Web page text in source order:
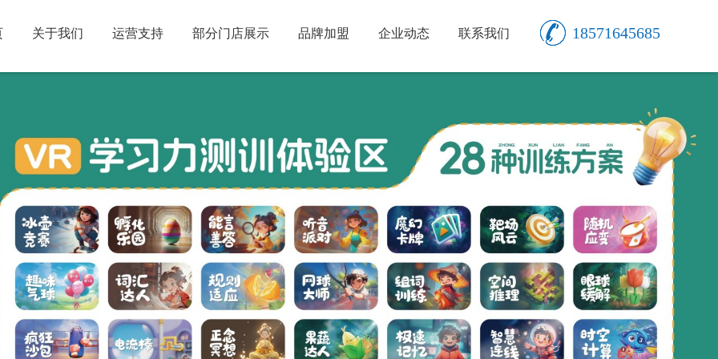
18571645685
关于我们 运营支持 部分门店展示 品牌加盟 企业动态 联系我们